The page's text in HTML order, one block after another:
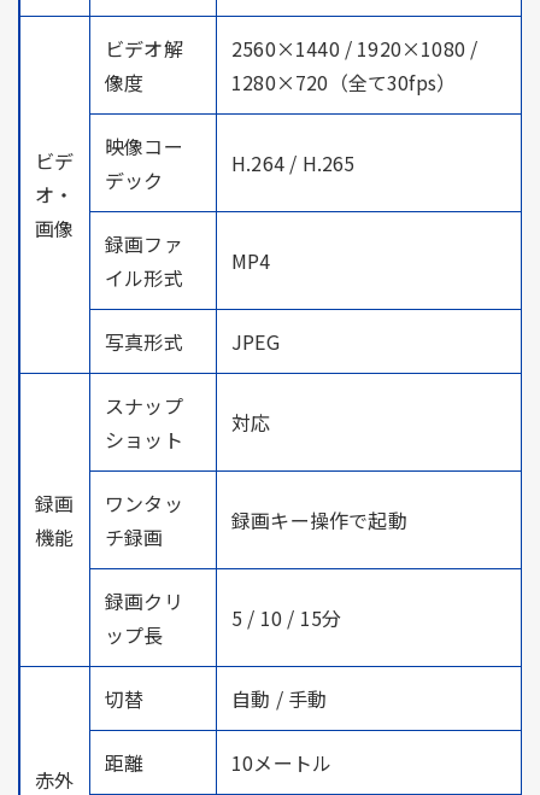
ビデ
オ・
画像
ビデオ解
像度
2560×1440 / 1920×1080 /
1280×720（全て30fps）
映像コー
デック
H.264 / H.265
録画ファ
イル形式
MP4
写真形式 JPEG
録画
機能
スナップ
ショット
対応
ワンタッ
チ録画
録画キー操作で起動
録画クリ
ップ長
5 / 10 / 15分
赤外
切替 自動 / 手動
距離 10メートル